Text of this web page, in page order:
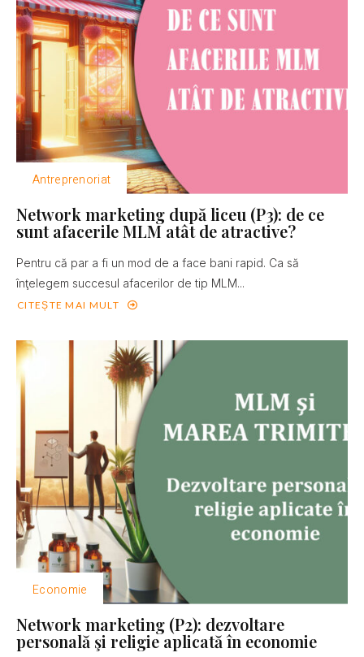
Antreprenoriat
Network marketing după liceu (P3): de ce
sunt afacerile MLM atât de atractive?
Pentru că par a fi un mod de a face bani rapid. Ca să
înţelegem succesul afacerilor de tip MLM...
CITEȘTE MAI MULT
Economie
Network marketing (P2): dezvoltare
personală şi religie aplicată în economie